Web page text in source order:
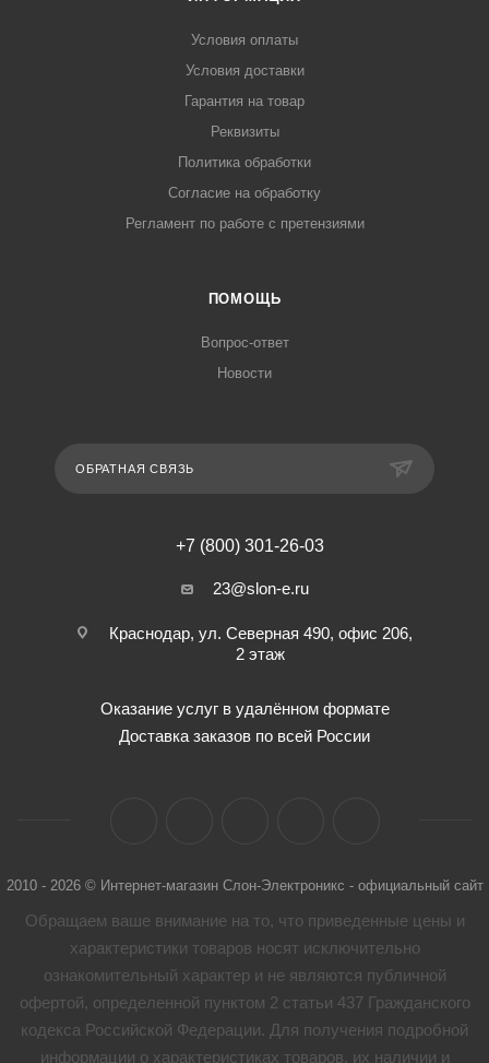
Условия оплаты
Условия доставки
Гарантия на товар
Реквизиты
Политика обработки
Согласие на обработку
Регламент по работе с претензиями
ПОМОЩЬ
Вопрос-ответ
Новости
ОБРАТНАЯ СВЯЗЬ
+7 (800) 301-26-03
23@slon-e.ru
Краснодар, ул. Северная 490, офис 206,
2 этаж
Оказание услуг в удалённом формате
Доставка заказов по всей России
2010 - 2026 © Интернет-магазин Слон-Электроникс - официальный сайт
Обращаем ваше внимание на то, что приведенные цены и
характеристики товaров носят исключительно
ознакомительный характер и не являются публичной
офертой, определенной пунктом 2 статьи 437 Гражданского
кодекса Российской Федерации. Для получения подробной
информации о характеристиках товaров, их наличии и